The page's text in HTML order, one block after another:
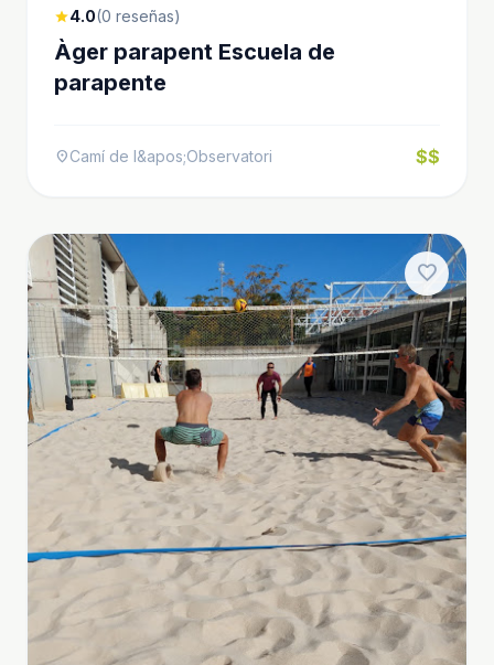
star4.0(0 reseñas)
Àger parapent Escuela de
parapente
location_onCamí de l&apos;Observatori $$
favorite